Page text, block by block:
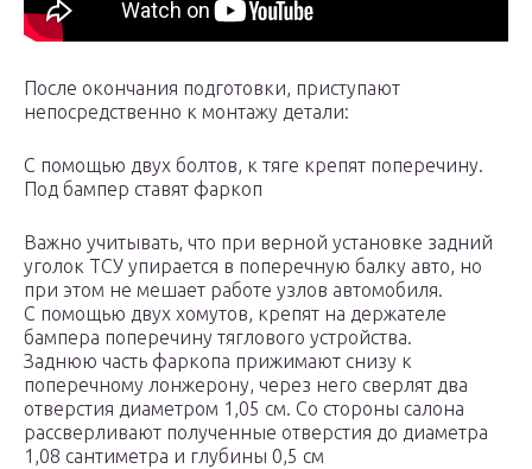
После окончания подготовки, приступают
непосредственно к монтажу детали:
С помощью двух болтов, к тяге крепят поперечину.
Под бампер ставят фаркоп
Важно учитывать, что при верной установке задний
уголок ТСУ упирается в поперечную балку авто, но
при этом не мешает работе узлов автомобиля.
С помощью двух хомутов, крепят на держателе
бампера поперечину тяглового устройства.
Заднюю часть фаркопа прижимают снизу к
поперечному лонжерону, через него сверлят два
отверстия диаметром 1,05 см. Со стороны салона
рассверливают полученные отверстия до диаметра
1,08 сантиметра и глубины 0,5 см